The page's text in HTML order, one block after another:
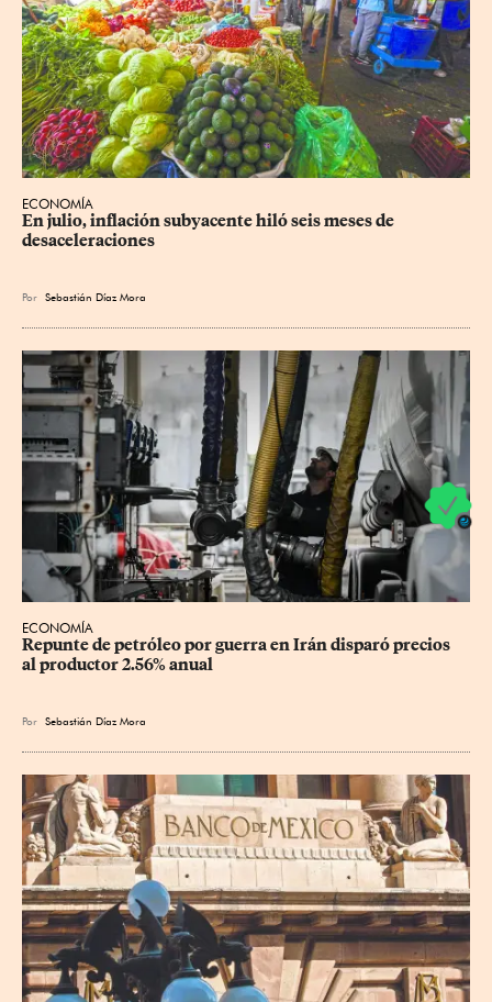
ECONOMÍA
En julio, inflación subyacente hiló seis meses de
desaceleraciones
Por Sebastián Díaz Mora
ECONOMÍA
Repunte de petróleo por guerra en Irán disparó precios
al productor 2.56% anual
Por Sebastián Díaz Mora